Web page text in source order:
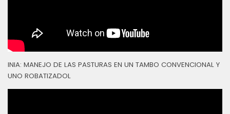
INIA: MANEJO DE LAS PASTURAS EN UN TAMBO CONVENCIONAL Y
UNO ROBATIZADOL